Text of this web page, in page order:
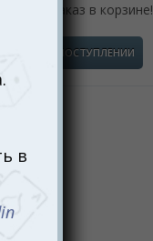
заказ в корзине!
О ПОСТУПЛЕНИИ